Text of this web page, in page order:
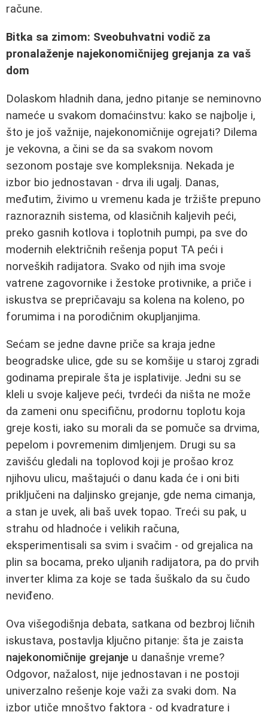
račune.
Bitka sa zimom: Sveobuhvatni vodič za
pronalaženje najekonomičnijeg grejanja za vaš
dom
Dolaskom hladnih dana, jedno pitanje se neminovno
nameće u svakom domaćinstvu: kako se najbolje i,
što je još važnije, najekonomičnije ogrejati? Dilema
je vekovna, a čini se da sa svakom novom
sezonom postaje sve kompleksnija. Nekada je
izbor bio jednostavan - drva ili ugalj. Danas,
međutim, živimo u vremenu kada je tržište prepuno
raznoraznih sistema, od klasičnih kaljevih peći,
preko gasnih kotlova i toplotnih pumpi, pa sve do
modernih električnih rešenja poput TA peći i
norveških radijatora. Svako od njih ima svoje
vatrene zagovornike i žestoke protivnike, a priče i
iskustva se prepričavaju sa kolena na koleno, po
forumima i na porodičnim okupljanjima.
Sećam se jedne davne priče sa kraja jedne
beogradske ulice, gde su se komšije u staroj zgradi
godinama prepirale šta je isplativije. Jedni su se
kleli u svoje kaljeve peći, tvrdeći da ništa ne može
da zameni onu specifičnu, prodornu toplotu koja
greje kosti, iako su morali da se pomuče sa drvima,
pepelom i povremenim dimljenjem. Drugi su sa
zavišću gledali na toplovod koji je prošao kroz
njihovu ulicu, maštajući o danu kada će i oni biti
priključeni na daljinsko grejanje, gde nema cimanja,
a stan je uvek, ali baš uvek topao. Treći su pak, u
strahu od hladnoće i velikih računa,
eksperimentisali sa svim i svačim - od grejalica na
plin sa bocama, preko uljanih radijatora, pa do prvih
inverter klima za koje se tada šuškalo da su čudo
neviđeno.
Ova višegodišnja debata, satkana od bezbroj ličnih
iskustava, postavlja ključno pitanje: šta je zaista
najekonomičnije grejanje u današnje vreme?
Odgovor, nažalost, nije jednostavan i ne postoji
univerzalno rešenje koje važi za svaki dom. Na
izbor utiče mnoštvo faktora - od kvadrature i